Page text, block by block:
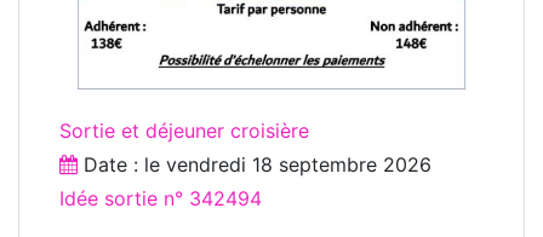
Sortie et déjeuner croisière
Date : le vendredi 18 septembre 2026
Idée sortie n° 342494